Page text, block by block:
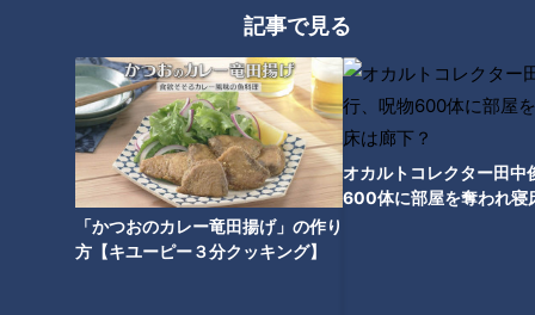
記事で見る
「かつおのカレー竜田揚げ」の作り
方【キユーピー３分クッキング】
オカルトコレクター田中
600体に部屋を奪われ寝
2023/10/11 19:00
ドキュメンタリー
信型ドキュメンタリー「ピ
エロと呼ばれた息子」第
109話
動画 ドキュメンタリー
1時間に１度のペースで襲っ
皮膚の難病・道化師様魚鱗